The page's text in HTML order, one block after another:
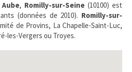
Aube, Romilly-sur-Seine (10100) est
(données de 2010). Romilly-sur-
de Provins, La Chapelle-Saint-Luc,
les-Vergers ou Troyes.